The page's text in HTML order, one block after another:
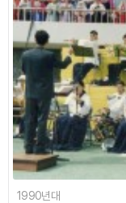
1990년대